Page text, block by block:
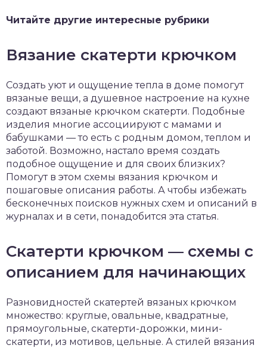
Читайте другие интересные рубрики
Вязание скатерти крючком
Создать уют и ощущение тепла в доме помогут
вязаные вещи, а душевное настроение на кухне
создают вязаные крючком скатерти. Подобные
изделия многие ассоциируют с мамами и
бабушками — то есть с родным домом, теплом и
заботой. Возможно, настало время создать
подобное ощущение и для своих близких?
Помогут в этом схемы вязания крючком и
пошаговые описания работы. А чтобы избежать
бесконечных поисков нужных схем и описаний в
журналах и в сети, понадобится эта статья.
Скатерти крючком — схемы с
описанием для начинающих
Разновидностей скатертей вязаных крючком
множество: круглые, овальные, квадратные,
прямоугольные, скатерти-дорожки, мини-
скатерти, из мотивов, цельные. А стилей вязания